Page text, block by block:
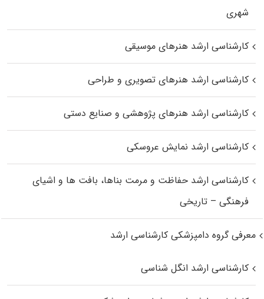
شهری
کارشناسی ارشد هنرهای موسیقی
کارشناسی ارشد هنرهای تصویری و طراحی
کارشناسی ارشد هنرهای پژوهشی و صنایع دستی
کارشناسی ارشد نمایش عروسکی
کارشناسی ارشد حفاظت و مرمت بناها، بافت‌ ها و اشیای
فرهنگی – تاریخی
معرفی گروه دامپزشکی کارشناسی ارشد
کارشناسی ارشد انگل شناسی